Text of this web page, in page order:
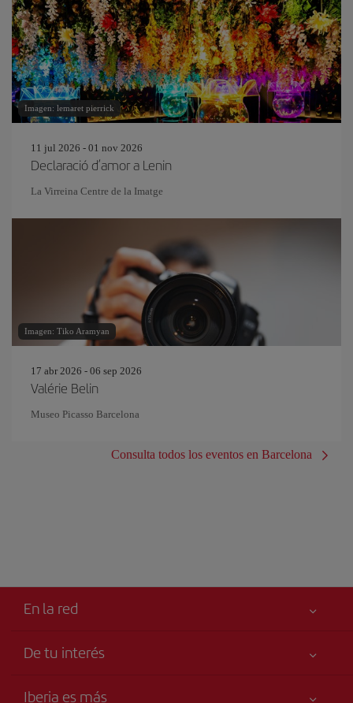
Imagen: lemaret pierrick
11 jul 2026 - 01 nov 2026
Declaració d’amor a Lenin
La Virreina Centre de la Imatge
Imagen: Tiko Aramyan
17 abr 2026 - 06 sep 2026
Valérie Belin
Museo Picasso Barcelona
Consulta todos los eventos en Barcelona
En la red
De tu interés
Iberia es más